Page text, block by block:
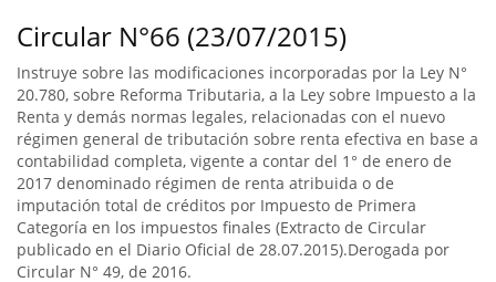
Circular N°66 (23/07/2015)
Instruye sobre las modificaciones incorporadas por la Ley N°
20.780, sobre Reforma Tributaria, a la Ley sobre Impuesto a la
Renta y demás normas legales, relacionadas con el nuevo
régimen general de tributación sobre renta efectiva en base a
contabilidad completa, vigente a contar del 1° de enero de
2017 denominado régimen de renta atribuida o de
imputación total de créditos por Impuesto de Primera
Categoría en los impuestos finales (Extracto de Circular
publicado en el Diario Oficial de 28.07.2015).Derogada por
Circular N° 49, de 2016.